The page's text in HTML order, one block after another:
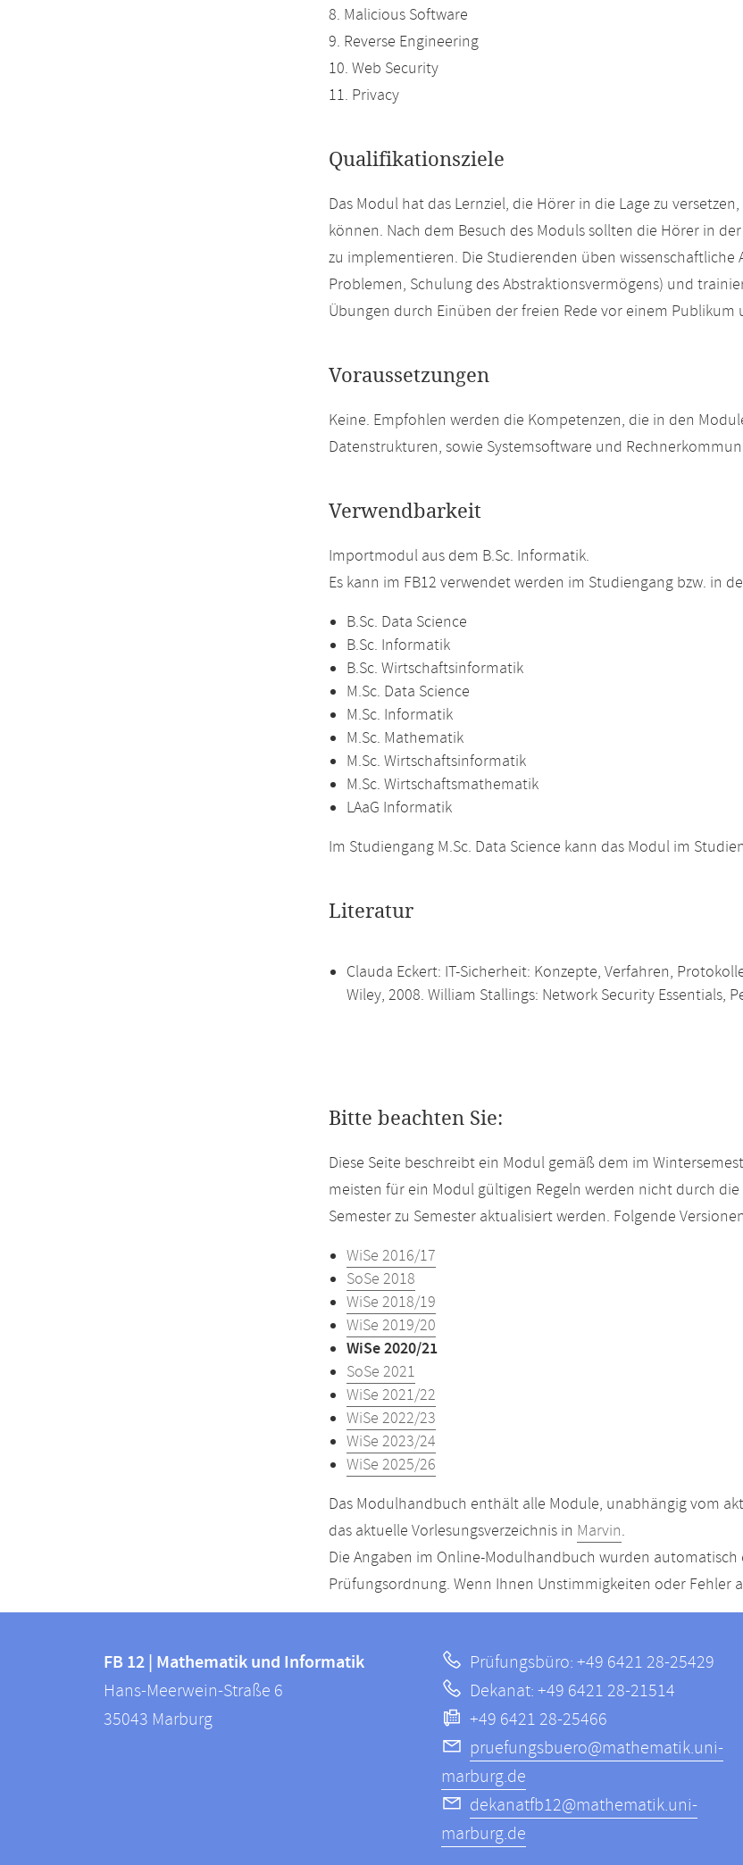
8. Malicious Software
9. Reverse Engineering
10. Web Security
11. Privacy
Qualifikationsziele
Das Modul hat das Lernziel, die Hörer in die Lage zu
können. Nach dem Besuch des Moduls sollten die Hörer in
zu implementieren. Die Studierenden üben wissenschaftliche
Problemen, Schulung des Abstraktionsvermögens) und
Übungen durch Einüben der freien Rede vor einem Publikum
Voraussetzungen
Keine. Empfohlen werden die Kompetenzen, die in den
Datenstrukturen, sowie Systemsoftware und
Verwendbarkeit
Importmodul aus dem B.Sc. Informatik.
Es kann im FB12 verwendet werden im Studiengang bzw. in
B.Sc. Data Science
B.Sc. Informatik
B.Sc. Wirtschaftsinformatik
M.Sc. Data Science
M.Sc. Informatik
M.Sc. Mathematik
M.Sc. Wirtschaftsinformatik
M.Sc. Wirtschaftsmathematik
LAaG Informatik
Im Studiengang M.Sc. Data Science kann das Modul im
Literatur
Clauda Eckert: IT-Sicherheit: Konzepte, Verfahren,
Wiley, 2008. William Stallings: Network Security Essentials,
Bitte beachten Sie:
Diese Seite beschreibt ein Modul gemäß dem im
meisten für ein Modul gültigen Regeln werden nicht durch
Semester zu Semester aktualisiert werden. Folgende
WiSe 2016/17
SoSe 2018
WiSe 2018/19
WiSe 2019/20
WiSe 2020/21
SoSe 2021
WiSe 2021/22
WiSe 2022/23
WiSe 2023/24
WiSe 2025/26
Das Modulhandbuch enthält alle Module, unabhängig vom
das aktuelle Vorlesungsverzeichnis in Marvin.
Die Angaben im Online-Modulhandbuch wurden
Prüfungsordnung. Wenn Ihnen Unstimmigkeiten oder Fehler
Informationen
FB
12
FB 12 | Mathematik und Informatik
Hans-Meerwein-Straße 6
35043 Marburg
Prüfungsbüro: +49 6421 28-25429
Dekanat: +49 6421 28-21514
+49 6421 28-25466
pruefungsbuero@mathematik.uni-
marburg.de
dekanatfb12@mathematik.uni-
marburg.de